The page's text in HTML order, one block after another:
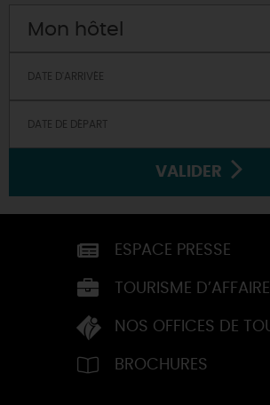
Mon hôtel
VALIDER
ESPACE PRESSE
TOURISME
NOS OFFICES DE
BROCHURES